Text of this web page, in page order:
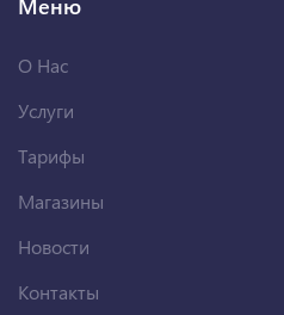
Меню
О Нас
Услуги
Тарифы
Магазины
Новости
Контакты